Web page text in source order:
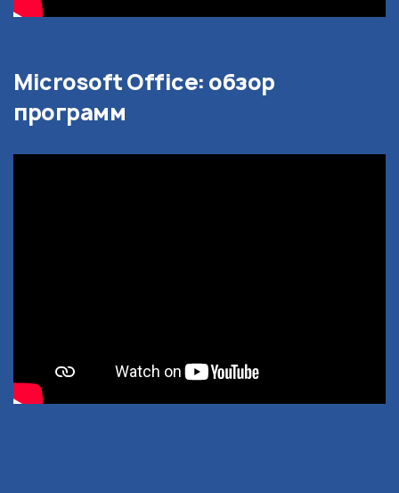
Microsoft Office: обзор
программ